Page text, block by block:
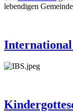
lebendigen